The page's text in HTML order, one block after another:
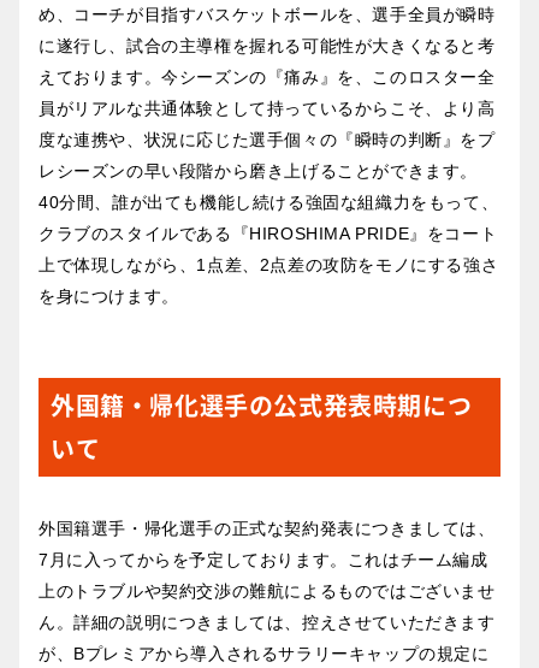
め、コーチが目指すバスケットボールを、選手全員が瞬時
に遂行し、試合の主導権を握れる可能性が大きくなると考
えております。今シーズンの『痛み』を、このロスター全
員がリアルな共通体験として持っているからこそ、より高
度な連携や、状況に応じた選手個々の『瞬時の判断』をプ
レシーズンの早い段階から磨き上げることができます。
40分間、誰が出ても機能し続ける強固な組織力をもって、
クラブのスタイルである『HIROSHIMA PRIDE』をコート
上で体現しながら、1点差、2点差の攻防をモノにする強さ
を身につけます。
外国籍・帰化選手の公式発表時期につ
いて
外国籍選手・帰化選手の正式な契約発表につきましては、
7月に入ってからを予定しております。これはチーム編成
上のトラブルや契約交渉の難航によるものではございませ
ん。詳細の説明につきましては、控えさせていただきます
が、Bプレミアから導入されるサラリーキャップの規定に